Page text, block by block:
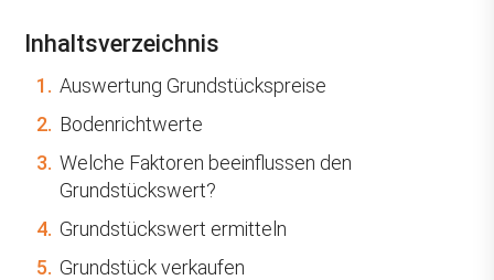
Inhaltsverzeichnis
1. Auswertung Grundstückspreise
2. Bodenrichtwerte
3. Welche Faktoren beeinflussen den
Grundstückswert?
4. Grundstückswert ermitteln
5. Grundstück verkaufen